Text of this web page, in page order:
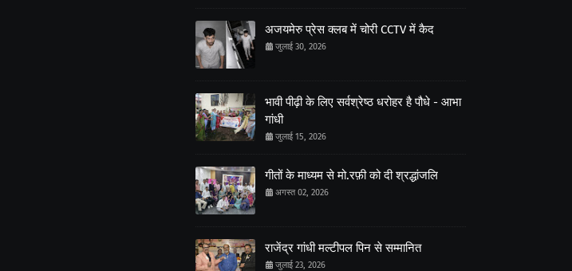
अजयमेरु प्रेस क्लब में चोरी CCTV में कैद
जुलाई 30, 2026
भावी पीढ़ी के लिए सर्वश्रेष्ठ धरोहर है पौधे - आभा
गांधी
जुलाई 15, 2026
गीतों के माध्यम से मो.रफ़ी को दी श्रद्धांजलि
अगस्त 02, 2026
राजेंद्र गांधी मल्टीपल पिन से सम्मानित
जुलाई 23, 2026